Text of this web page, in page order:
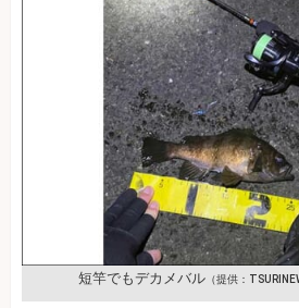
短竿でもデカメバル（提供：